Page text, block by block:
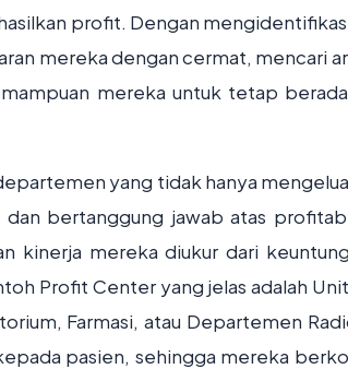
profit. Dengan
mereka dengan cermat, mencari
mereka untuk tetap
yang tidak hanya
bertanggung jawab atas
kinerja mereka diukur dari
Profit Center yang jelas adalah
Farmasi, atau Departemen
pasien, sehingga mereka